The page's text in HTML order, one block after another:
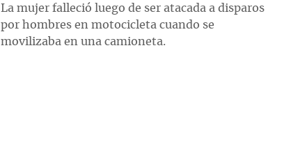
La mujer falleció luego de ser atacada a disparos
por hombres en motocicleta cuando se
movilizaba en una camioneta.